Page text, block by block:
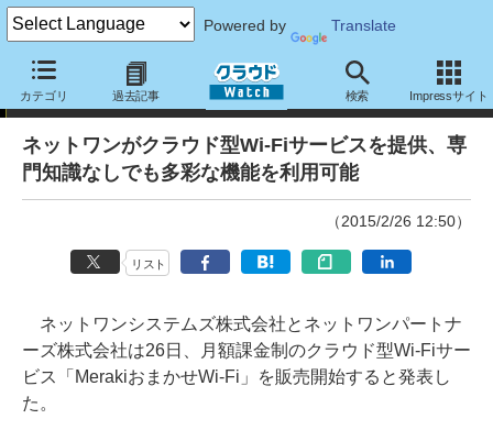
Powered by Translate
カテゴリ 過去記事 検索 Impressサイト
ニュース
ネットワンがクラウド型Wi-Fiサービスを提供、専
門知識なしでも多彩な機能を利用可能
（2015/2/26 12:50）
リスト
ネットワンシステムズ株式会社とネットワンパートナ
ーズ株式会社は26日、月額課金制のクラウド型Wi-Fiサー
ビス「MerakiおまかせWi-Fi」を販売開始すると発表し
た。